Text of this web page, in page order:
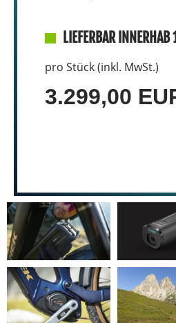
LIEFERBAR
pro Stück (inkl. MwSt.)
3.299,00